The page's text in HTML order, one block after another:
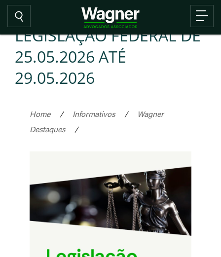
LEGISLAÇÃO FEDERAL DE
25.05.2026 ATÉ
29.05.2026
Home / Informativos /
Wagner
Destaques
/